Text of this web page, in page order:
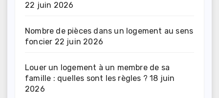
22 juin 2026
Nombre de pièces dans un logement au sens
foncier 22 juin 2026
Louer un logement à un membre de sa
famille : quelles sont les règles ? 18 juin
2026